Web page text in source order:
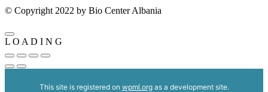
© Copyright 2022 by Bio Center Albania
L O A D I N G
This site is registered on wpml.orgas a development site.